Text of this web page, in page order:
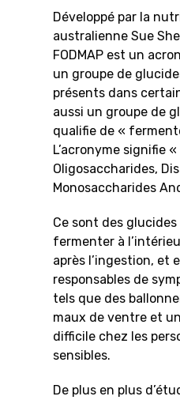
Développé par la
australienne Sue
FODMAP est un
un groupe de
présents dans
aussi un groupe de
qualifie de «
L’acronyme signifie
Oligosaccharides,
Monosaccharides
Ce sont des
fermenter à
après l’ingestion, et
responsables de
tels que des
maux de ventre et
difficile chez les
sensibles.
De plus en plus